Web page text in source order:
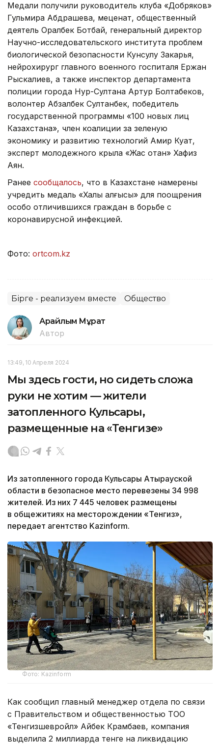
Медали получили руководитель клуба «Добряков»
Гульмира Абдрашева, меценат, общественный
деятель Оралбек Ботбай, генеральный директор
Научно-исследовательского института проблем
биологической безопасности Кунсулу Закарья,
нейрохирург главного военного госпиталя Ержан
Рыскалиев, а также инспектор департамента
полиции города Нур-Султана Артур Болтабеков,
волонтер Абзалбек Султанбек, победитель
государственной программы «100 новых лиц
Казахстана», член коалиции за зеленую
экономику и развитию технологий Амир Куат,
эксперт молодежного крыла «Жас отан» Хафиз
Аян.
Ранее сообщалось, что в Казахстане намерены
учредить медаль «Халық алғысы» для поощрения
особо отличившихся граждан в борьбе с
коронавирусной инфекцией.
Фото: ortcom.kz
Бірге - реализуем вместе Общество
Арайлым Мұрат
Автор
13:49, 10 Апреля 2024
Мы здесь гости, но сидеть сложа
руки не хотим — жители
затопленного Кульсары,
размещенные на «Тенгизе»
Из затопленного города Кульсары Атырауской
области в безопасное место перевезены 34 998
жителей. Из них 7 445 человек размещены
в общежитиях на месторождении «Тенгиз»,
передает агентство Kazinform.
Фото: Kazinform
Как сообщил главный менеджер отдела по связи
с Правительством и общественностью ТОО
«Тенгизшевройл» Айбек Крамбаев, компания
выделила 2 миллиарда тенге на ликвидацию